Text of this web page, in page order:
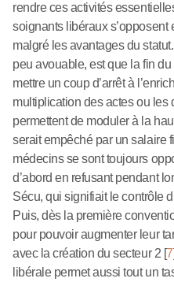
rendre ces activités
soignants libéraux s’opposent
malgré les avantages du
peu avouable, est que la fin
mettre un coup d’arrêt à
multiplication des actes ou les
permettent de moduler à la
serait empêché par un salaire
médecins se sont toujours
d’abord en refusant pendant
Sécu, qui signifiait le contrôle
Puis, dès la première
pour pouvoir augmenter leur
avec la création du secteur 2 [7]
libérale permet aussi tout un